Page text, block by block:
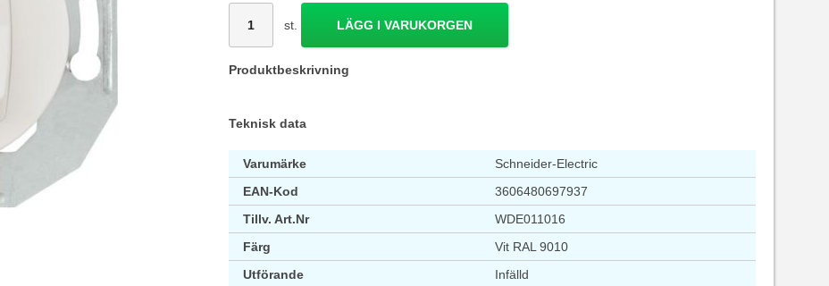
st. LÄGG I VARUKORGEN
Produktbeskrivning
Teknisk data
Varumärke
Schneider-Electric
EAN-Kod
3606480697937
Tillv. Art.Nr
WDE011016
Färg
Vit RAL 9010
Utförande
Infälld